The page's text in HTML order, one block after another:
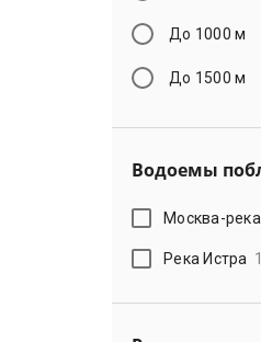
До 1000 м
До 1500 м
Водоемы
Москва-река
Река Истра 1